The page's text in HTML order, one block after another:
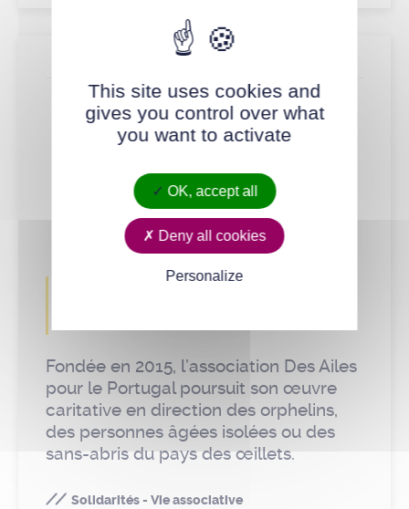
Solidarités
Fondée en 2015, l’association Des Ailes
pour le Portugal poursuit son œuvre
caritative en direction des orphelins,
des personnes âgées isolées ou des
sans-abris du pays des œillets.
Solidarités - Vie associative
Actualité
This site uses cookies and
gives you control over what
you want to activate
OK, accept all
Deny all cookies
Personalize